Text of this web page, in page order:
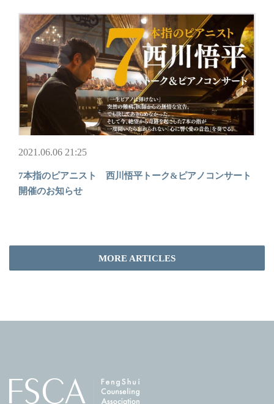
2021.06.06 21:25
7本指のピアニスト 西川悟平トーク&ピアノコンサート
開催のお知らせ
MORE ARTICLES